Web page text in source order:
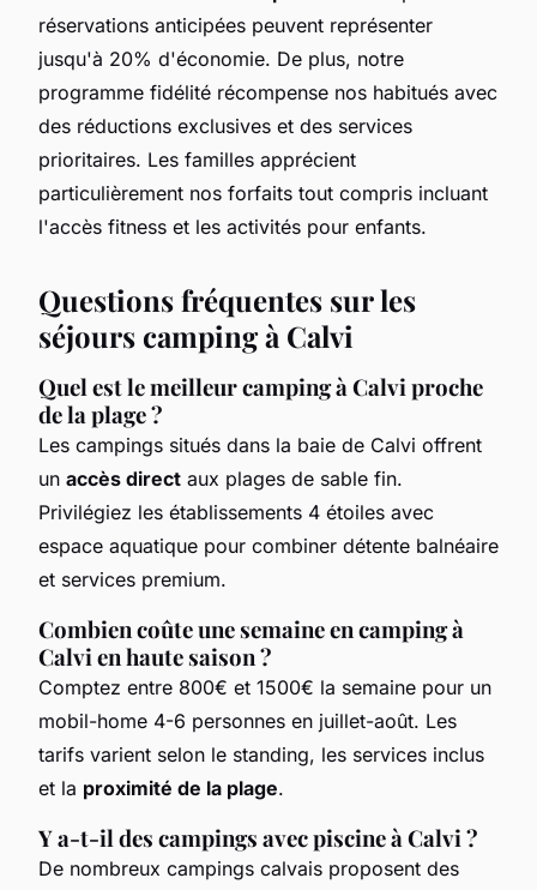
réservations anticipées peuvent représenter
jusqu'à 20% d'économie. De plus, notre
programme fidélité récompense nos habitués avec
des réductions exclusives et des services
prioritaires. Les familles apprécient
particulièrement nos forfaits tout compris incluant
l'accès fitness et les activités pour enfants.
Questions fréquentes sur les
séjours camping à Calvi
Quel est le meilleur camping à Calvi proche
de la plage ?
Les campings situés dans la baie de Calvi offrent
un accès direct aux plages de sable fin.
Privilégiez les établissements 4 étoiles avec
espace aquatique pour combiner détente balnéaire
et services premium.
Combien coûte une semaine en camping à
Calvi en haute saison ?
Comptez entre 800€ et 1500€ la semaine pour un
mobil-home 4-6 personnes en juillet-août. Les
tarifs varient selon le standing, les services inclus
et la proximité de la plage.
Y a-t-il des campings avec piscine à Calvi ?
De nombreux campings calvais proposent des